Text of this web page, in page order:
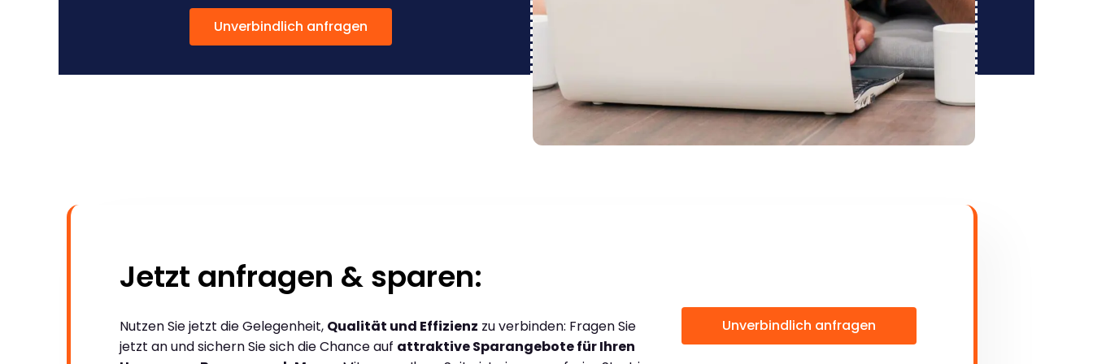
Unverbindlich anfragen
Jetzt anfragen & sparen:
Nutzen Sie jetzt die Gelegenheit, Qualität und Effizienz zu verbinden: Fragen Sie
jetzt an und sichern Sie sich die Chance auf attraktive Sparangebote für Ihren
Unverbindlich anfragen